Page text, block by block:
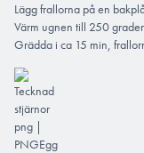
Lägg frallorna på en
Värm ugnen till 250
Grädda i ca 15 min,